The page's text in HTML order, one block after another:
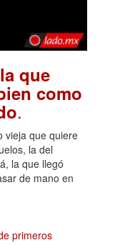
que
como
.
vieja que quiere
la del
la que llegó
de mano en